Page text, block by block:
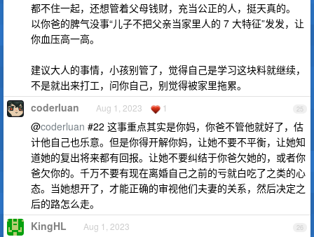
都不住一起，还想管着父母钱财，充当公正的人，挺天真的。
以你爸的脾气没事“儿子不把父亲当家里人的 7 大特征”发发，让
你血压高一高。
建议大人的事情，小孩别管了，觉得自己是学习这块料就继续，
不是就出来打工，问你自己，别觉得被家里拖累。
25
coderluan Aug 1, 2023 1
@coderluan #22 这事重点其实是你妈，你爸不管他就好了，估
计他自己也乐意。但是你得开解你妈，让她不要不平衡，让她知
道她的复出将来都有回报。让她不要纠结于你爸欠她的，或者你
爸欠你的。千万不要有现在离婚自己之前的亏就白吃了之类的心
态。当她想开了，才能正确的审视他们夫妻的关系，然后决定之
后的路怎么走。
26
KingHL Aug 1, 2023